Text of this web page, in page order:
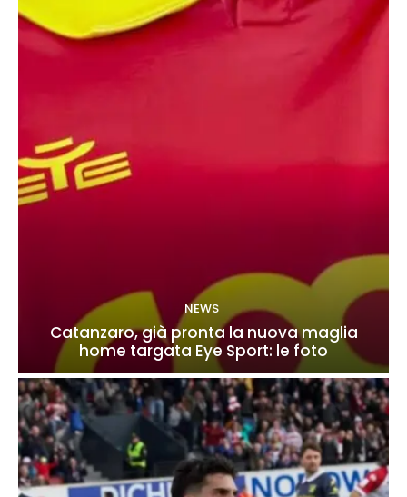
NEWS
Catanzaro, già pronta la nuova maglia
home targata Eye Sport: le foto